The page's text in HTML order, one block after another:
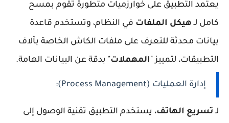
يعتمد التطبيق على خوارزميات متطورة تقوم بمسح
كامل لـ هيكل الملفات في النظام، وتستخدم قاعدة
بيانات محدثة للتعرف على ملفات الكاش الخاصة بآلاف
التطبيقات، لتمييز "المهملات" بدقة عن البيانات الهامة.
إدارة العمليات (Process Management):
لـ تسريع الهاتف، يستخدم التطبيق تقنية الوصول إلى